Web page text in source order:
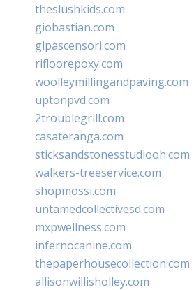
theslushkids.com
giobastian.com
glpascensori.com
rifloorepoxy.com
woolleymillingandpaving.com
uptonpvd.com
2troublegrill.com
casateranga.com
sticksandstonesstudiooh.com
walkers-treeservice.com
shopmossi.com
untamedcollectivesd.com
mxpwellness.com
infernocanine.com
thepaperhousecollection.com
allisonwillisholley.com